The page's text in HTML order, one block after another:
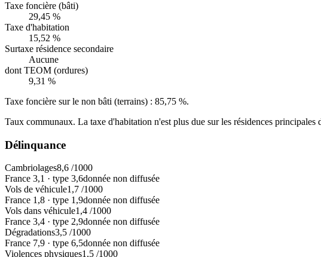
Taxe foncière (bâti)
29,45 %
Taxe d'habitation
15,52 %
Surtaxe résidence secondaire
Aucune
dont TEOM (ordures)
9,31 %
Taxe foncière sur le non bâti (terrains) : 85,75 %.
Taux communaux. La taxe d'habitation n'est plus due sur les résidences principales
Délinquance
Cambriolages8,6 /1000
France 3,1 · type 3,6donnée non diffusée
Vols de véhicule1,7 /1000
France 1,8 · type 1,9donnée non diffusée
Vols dans véhicule1,4 /1000
France 3,4 · type 2,9donnée non diffusée
Dégradations3,5 /1000
France 7,9 · type 6,5donnée non diffusée
Violences physiques1,5 /1000